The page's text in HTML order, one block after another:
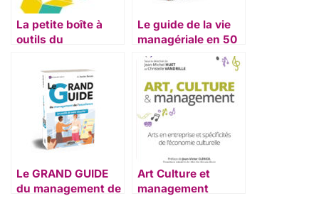
La petite boîte à
outils du
distance
Le guide de la vie
managériale en 50
épisodes
managériaux
Le GRAND GUIDE
du management de
Art Culture et
management